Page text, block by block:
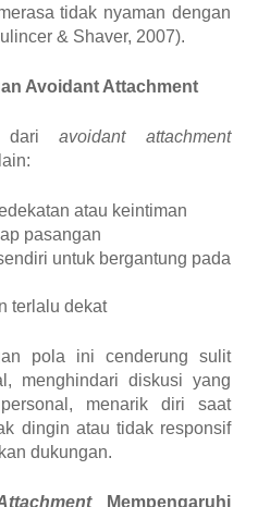
tidak nyaman dengan
& Shaver, 2007).
Avoidant Attachment
dariavoidant attachment
atau keintiman
pasangan
untuk bergantung pada
terlalu dekat
pola ini cenderung sulit
menghindari diskusi yang
menarik diri saat
dingin atau tidak responsif
dukungan.
Mempengaruhi